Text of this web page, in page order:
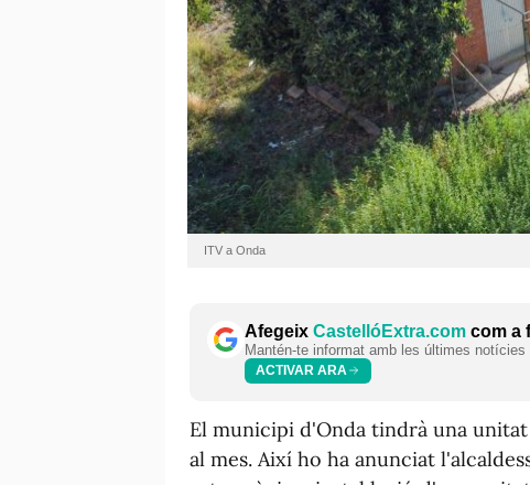
ITV a Onda
Afegeix CastellóExtra.com com a
Mantén-te informat amb les últimes notícies
ACTIVAR ARA
El municipi d'Onda tindrà una
al mes. Així ho ha anunciat